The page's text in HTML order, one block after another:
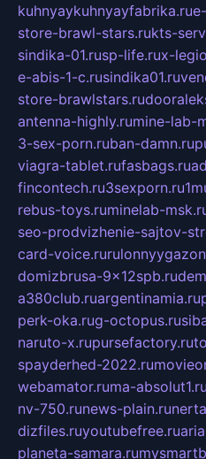
kuhnyaykuhnyayfabrika.ru
store-brawl-stars.rukts-
sindika-01.rusp-life.rux-
e-abis-1-c.rusindika01.ru
store-brawlstars.ru
antenna-highly.rumine-lab-
3-sex-porn.ruban-damn.ru
viagra-tablet.rufasbags.ru
fincontech.ru3sexporn.ru
rebus-toys.ruminelab-
seo-prodvizhenie-sajtov-
card-voice.ru
domizbrusa-9x12spb.ru
a380club.ruargentinamia.ru
perk-oka.rug-octopus.ru
naruto-x.rupursefactory.ru
spayderhed-2022.ru
webamator.ruma-absolut1.ru
nv-750.runews-plain.ru
dizfiles.ruyoutubefree.ru
planeta-samara.ru